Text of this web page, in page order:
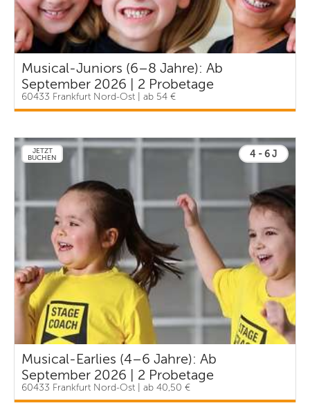
Musical-Juniors (6–8 Jahre): Ab
September 2026 | 2 Probetage
60433 Frankfurt Nord-Ost | ab 54 €
JETZT
BUCHEN
4 - 6 J
Musical-Earlies (4–6 Jahre): Ab
September 2026 | 2 Probetage
60433 Frankfurt Nord-Ost | ab 40,50 €